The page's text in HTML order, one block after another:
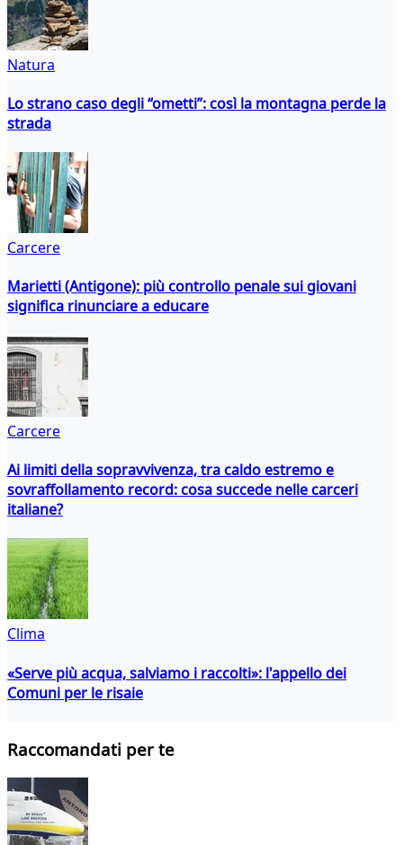
Natura
Lo strano caso degli “ometti”: così la montagna perde la
strada
Carcere
Marietti (Antigone): più controllo penale sui giovani
significa rinunciare a educare
Carcere
Ai limiti della sopravvivenza, tra caldo estremo e
sovraffollamento record: cosa succede nelle carceri
italiane?
Clima
«Serve più acqua, salviamo i raccolti»: l'appello dei
Comuni per le risaie
Raccomandati per te